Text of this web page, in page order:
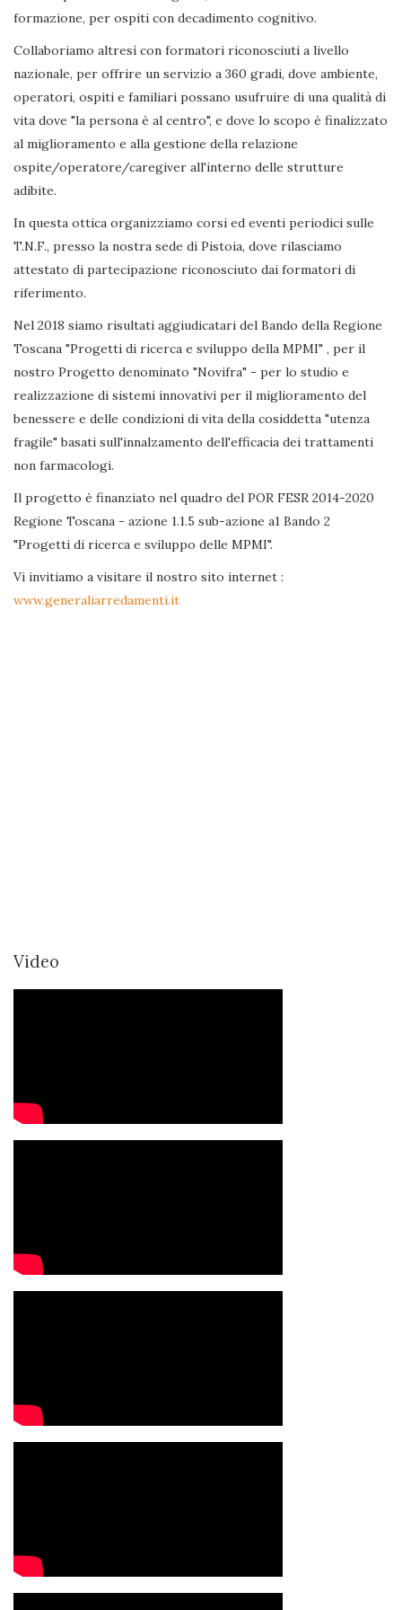
formazione, per ospiti con decadimento cognitivo.
Collaboriamo altresì con formatori riconosciuti a livello
nazionale, per offrire un servizio a 360 gradi, dove ambiente,
operatori, ospiti e familiari possano usufruire di una qualità di
vita dove "la persona è al centro", e dove lo scopo è finalizzato
al miglioramento e alla gestione della relazione
ospite/operatore/caregiver all'interno delle strutture
adibite.
In questa ottica organizziamo corsi ed eventi periodici sulle
T.N.F., presso la nostra sede di Pistoia, dove rilasciamo
attestato di partecipazione riconosciuto dai formatori di
riferimento.
Nel 2018 siamo risultati aggiudicatari del Bando della Regione
Toscana "Progetti di ricerca e sviluppo della MPMI" , per il
nostro Progetto denominato "Novifra" - per lo studio e
realizzazione di sistemi innovativi per il miglioramento del
benessere e delle condizioni di vita della cosiddetta "utenza
fragile" basati sull'innalzamento dell'efficacia dei trattamenti
non farmacologi.
Il progetto è finanziato nel quadro del POR FESR 2014-2020
Regione Toscana - azione 1.1.5 sub-azione a1 Bando 2
"Progetti di ricerca e sviluppo delle MPMI".
Vi invitiamo a visitare il nostro sito internet :
www.generaliarredamenti.it
Video